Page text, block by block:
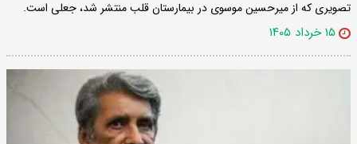
تصویری که از میرحسین موسوی در بیمارستان قلب منتشر شد، جعلی است.
۱۵ خرداد ۱۴۰۵